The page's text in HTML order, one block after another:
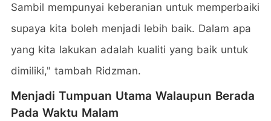
Sambil mempunyai keberanian untuk memperbaiki
supaya kita boleh menjadi lebih baik. Dalam apa
yang kita lakukan adalah kualiti yang baik untuk
dimiliki," tambah Ridzman.
Menjadi Tumpuan Utama Walaupun Berada
Pada Waktu Malam